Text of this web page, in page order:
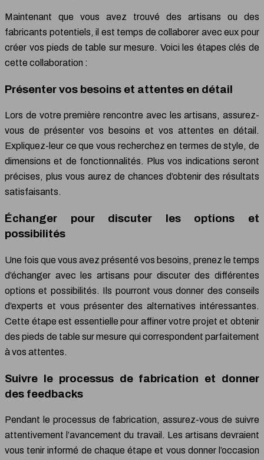
Maintenant que vous avez trouvé des artisans ou des
fabricants potentiels, il est temps de collaborer avec eux pour
créer vos pieds de table sur mesure. Voici les étapes clés de
cette collaboration :
Présenter vos besoins et attentes en détail
Lors de votre première rencontre avec les artisans, assurez-
vous de présenter vos besoins et vos attentes en détail.
Expliquez-leur ce que vous recherchez en termes de style, de
dimensions et de fonctionnalités. Plus vos indications seront
précises, plus vous aurez de chances d’obtenir des résultats
satisfaisants.
Échanger pour discuter les options et
possibilités
Une fois que vous avez présenté vos besoins, prenez le temps
d’échanger avec les artisans pour discuter des différentes
options et possibilités. Ils pourront vous donner des conseils
d’experts et vous présenter des alternatives intéressantes.
Cette étape est essentielle pour affiner votre projet et obtenir
des pieds de table sur mesure qui correspondent parfaitement
à vos attentes.
Suivre le processus de fabrication et donner
des feedbacks
Pendant le processus de fabrication, assurez-vous de suivre
attentivement l’avancement du travail. Les artisans devraient
vous tenir informé de chaque étape et vous donner l’occasion